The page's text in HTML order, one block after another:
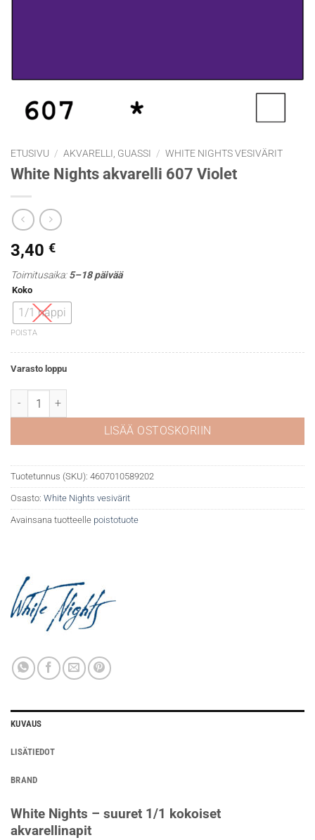
ETUSIVU / AKVARELLI, GUASSI / WHITE NIGHTS VESIVÄRIT
White Nights akvarelli 607 Violet
3,40 €
Toimitusaika:5–18 päivää
Koko
1/1 nappi
POISTA
Varasto loppu
White Nights akvarelli 607 Violet määrä
LISÄÄ OSTOSKORIIN
Tuotetunnus (SKU): 4607010589202
Osasto: White Nights vesivärit
Avainsana tuotteelle poistotuote
KUVAUS
LISÄTIEDOT
BRAND
White Nights – suuret 1/1 kokoiset
akvarellinapit